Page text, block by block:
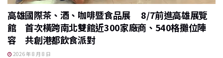
高雄國際茶、酒、咖啡暨食品展 8/7前進高雄展覽
館 首次橫跨南北雙館近300家廠商、540格攤位陣
容 共創港都飲食派對
2026 年 8 月 8 日